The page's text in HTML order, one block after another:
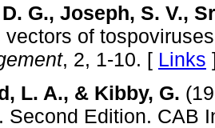
G., Joseph, S. V.,
vectors of
, 2, 1-10. [ Links
L. A., & Kibby, G.
. Second Edition. CAB